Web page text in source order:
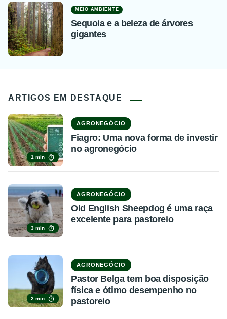
MEIO AMBIENTE
Sequoia e a beleza de árvores
gigantes
ARTIGOS EM DESTAQUE
1 min
AGRONEGÓCIO
Fiagro: Uma nova forma de investir
no agronegócio
3 min
AGRONEGÓCIO
Old English Sheepdog é uma raça
excelente para pastoreio
2 min
AGRONEGÓCIO
Pastor Belga tem boa disposição
física e ótimo desempenho no
pastoreio